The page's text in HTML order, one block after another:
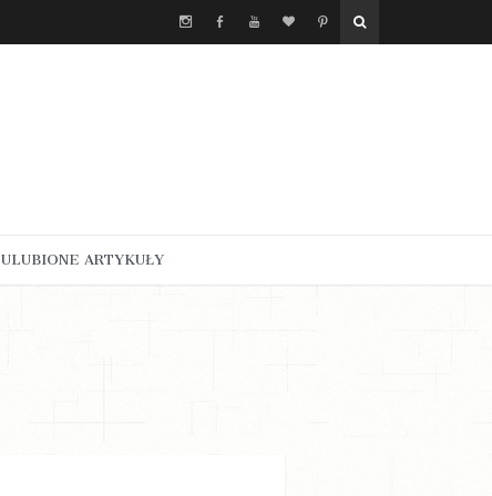
ULUBIONE ARTYKUŁY